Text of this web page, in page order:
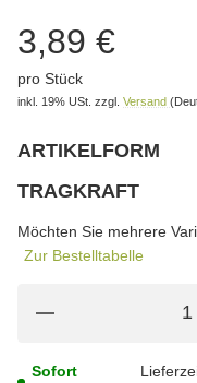
3,89 €
pro Stück
inkl. 19% USt. zzgl. Versand
ARTIKELFORM
TRAGKRAFT
Möchten Sie mehrere
Zur Bestelltabelle
Sofort